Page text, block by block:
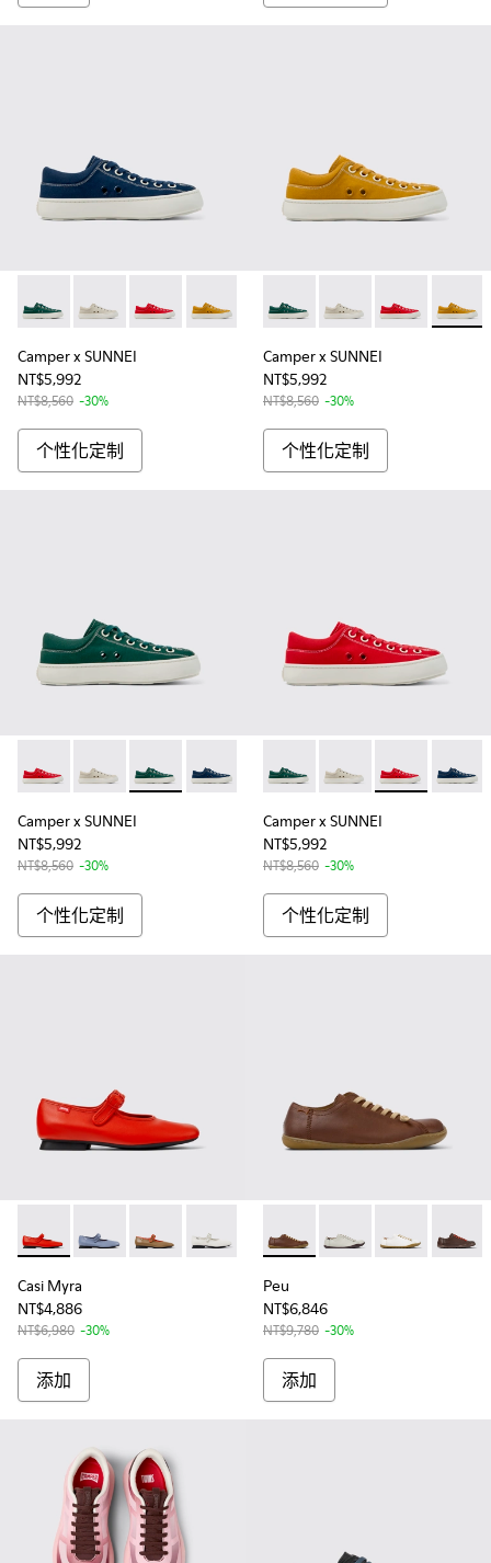
Camper x SUNNEI - K201700-999-S033 - 中性布面鞋
Camper x SUNNEI - K201700-999-S055 - 中性布面鞋
Camper x SUNNEI - K201700-999-S011 - 中性
Camper x SUNNEI - K201700-999-
Camper x SUNNEI - K201700-
Camper x SUNNEI
NT$5,992
NT$8,560 -30%
个性化定制
Camper x SUNNEI -
Camper x SUNNEI -
Camper x
Camper x SUNNEI
NT$5,992
NT$8,560 -30%
个性化定制
Camper x SUNNEI - K201700-999-S011 - 中性布面鞋
Camper x SUNNEI - K201700-999-S055 - 中性布面鞋
Camper x SUNNEI - K201700-999-S033 - 中性
Camper x SUNNEI - K201700-999-
Camper x SUNNEI - K201700-
Camper x SUNNEI
NT$5,992
NT$8,560 -30%
个性化定制
Camper x SUNNEI -
Camper x SUNNEI -
Camper x
Camper x SUNNEI
NT$5,992
NT$8,560 -30%
个性化定制
Casi Myra - K201629-003 - Red Leather Shoes for Women.
Casi Myra - K201629-012
Casi Myra - K201629-006
Casi Myra - K201629-002
Casi Myra
NT$4,886
NT$6,980 -30%
添加
Peu - 20848-236 - 女士棕色
Peu - 20848-244
Peu - 20848-
Peu -
Peu
NT$6,846
NT$9,780 -30%
添加